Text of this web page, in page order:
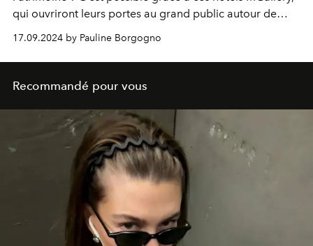
qui ouvriront leurs portes au grand public autour de
visites guidées et ateliers mettant à l’honneur l’art de
17.09.2024 by Pauline Borgogno
Recommandé pour vous